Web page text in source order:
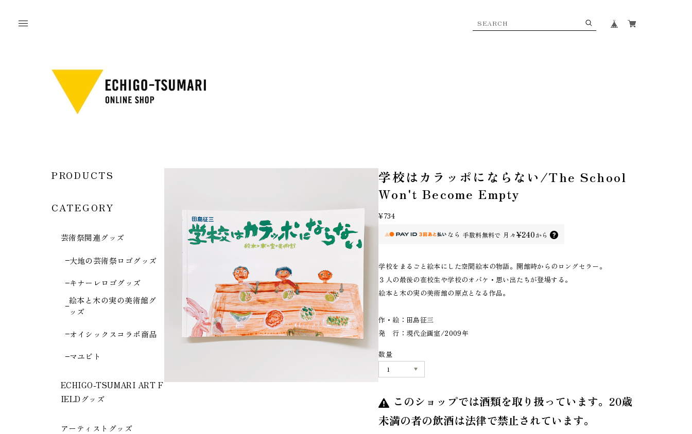
PRODUCTS
CATEGORY
芸術祭関連グッズ
大地の芸術祭ロゴグッズ
キナーレロゴグッズ
絵本と木の実の美術館グ
ッズ
オイシックスコラボ商品
マユビト
ECHIGO-TSUMARI ART F
IELDグッズ
アーティストグッズ
学校はカラッポにならない/The School
Won't Become Empty
¥734
なら 手数料無料で 月々¥240から
学校をまるごと絵本にした空間絵本の物語。開館時からのロングセラー。
３人の最後の在校生や学校のオバケ・思い出たちが登場する。
絵本と木の実の美術館の原点となる作品。
作・絵：田島征三
発 行：現代企画室/2009年
数量
このショップでは酒類を取り扱っています。20歳
未満の者の飲酒は法律で禁止されています。